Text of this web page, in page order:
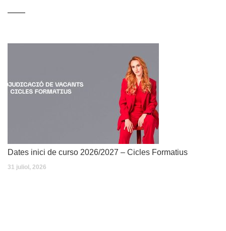
Dates inici de curso 2026/2027 – Cicles Formatius
31 juliol, 2026